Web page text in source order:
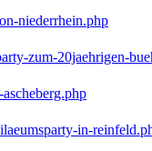
niederrhein.php
zum-20jaehrigen-
in-